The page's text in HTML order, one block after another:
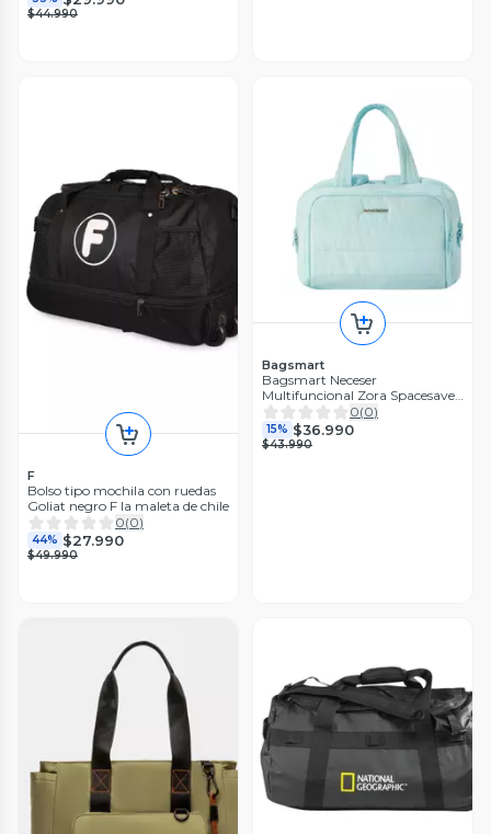
$44.990
F
Bolso tipo mochila con ruedas
Goliat negro F la maleta de chile
0(0)
44% $27.990
$49.990
Bagsmart
Bagsmart Neceser
Multifuncional Zora Spacesaver
4 en 1 - Celeste0(0)
15% $36.990
$43.990